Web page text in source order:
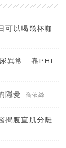
可以喝幾杯咖
異常 靠PHI
隱憂
喬依絲
揭腹直肌分離